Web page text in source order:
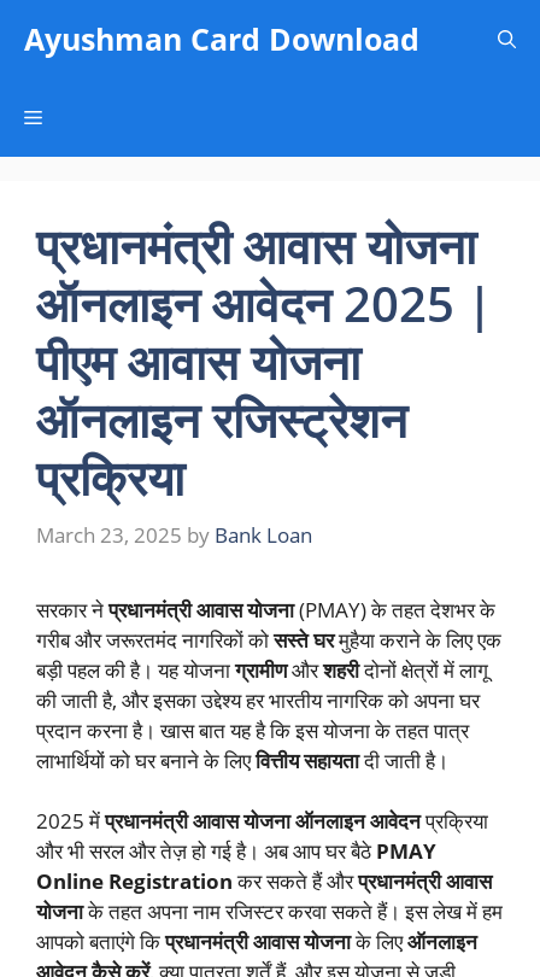
Ayushman Card Download
Menu
प्रधानमंत्री आवास योजना
ऑनलाइन आवेदन 2025 |
पीएम आवास योजना
ऑनलाइन रजिस्ट्रेशन
प्रक्रिया
March 23, 2025 by Bank Loan
सरकार नेप्रधानमंत्री आवास योजना(PMAY) के तहत देशभर के
गरीब और जरूरतमंद नागरिकों कोसस्ते घरमुहैया कराने के लिए एक
बड़ी पहल की है। यह योजनाग्रामीणऔरशहरीदोनों क्षेत्रों में लागू
की जाती है, और इसका उद्देश्य हर भारतीय नागरिक को अपना घर
प्रदान करना है। खास बात यह है कि इस योजना के तहत पात्र
लाभार्थियों को घर बनाने के लिएवित्तीय सहायतादी जाती है।
2025 मेंप्रधानमंत्री आवास योजना ऑनलाइन आवेदनप्रक्रिया
और भी सरल और तेज़ हो गई है। अब आप घर बैठेPMAY
Online Registrationकर सकते हैं औरप्रधानमंत्री आवास
योजनाके तहत अपना नाम रजिस्टर करवा सकते हैं। इस लेख में हम
आपको बताएंगे किप्रधानमंत्री आवास योजनाके लिएऑनलाइन